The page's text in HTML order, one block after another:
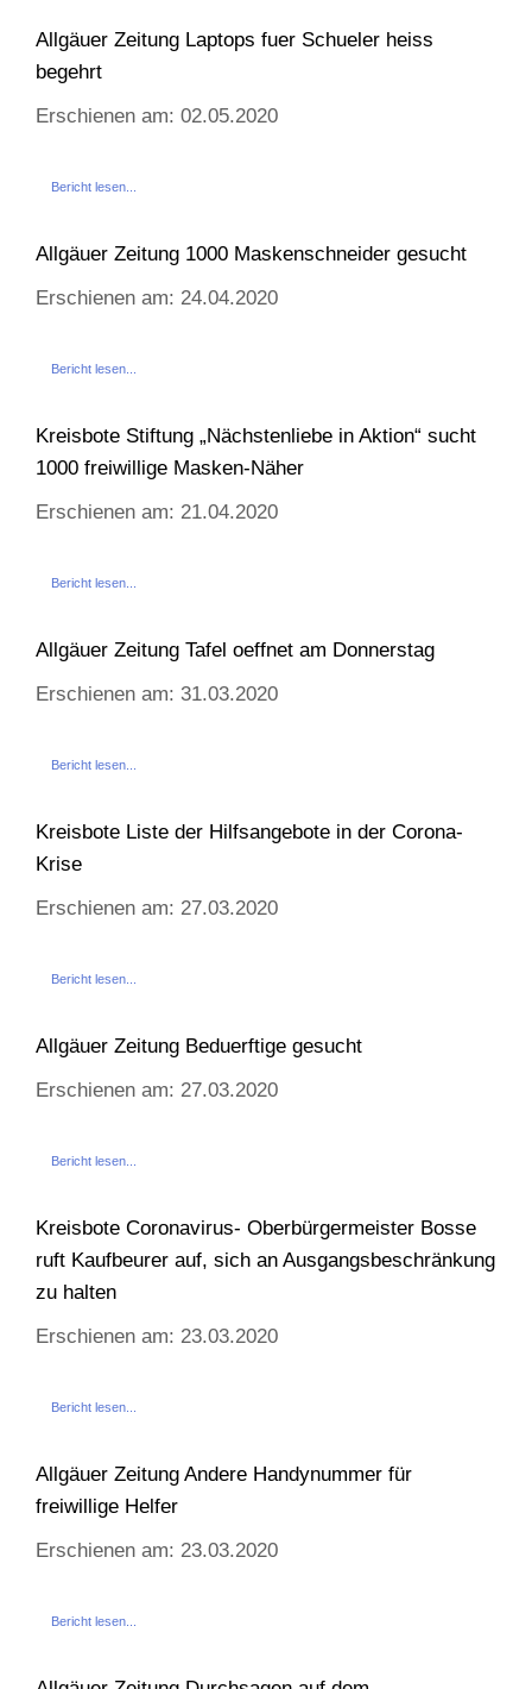
Allgäuer Zeitung Laptops fuer Schueler heiss
begehrt
Erschienen am: 02.05.2020
Bericht lesen...
Allgäuer Zeitung 1000 Maskenschneider gesucht
Erschienen am: 24.04.2020
Bericht lesen...
Kreisbote Stiftung „Nächstenliebe in Aktion“ sucht
1000 freiwillige Masken-Näher
Erschienen am: 21.04.2020
Bericht lesen...
Allgäuer Zeitung Tafel oeffnet am Donnerstag
Erschienen am: 31.03.2020
Bericht lesen...
Kreisbote Liste der Hilfsangebote in der Corona-
Krise
Erschienen am: 27.03.2020
Bericht lesen...
Allgäuer Zeitung Beduerftige gesucht
Erschienen am: 27.03.2020
Bericht lesen...
Kreisbote Coronavirus- Oberbürgermeister Bosse
ruft Kaufbeurer auf, sich an Ausgangsbeschränkung
zu halten
Erschienen am: 23.03.2020
Bericht lesen...
Allgäuer Zeitung Andere Handynummer für
freiwillige Helfer
Erschienen am: 23.03.2020
Bericht lesen...